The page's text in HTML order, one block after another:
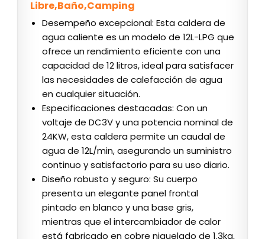
Libre,Baño,Camping
Desempeño excepcional: Esta caldera de
agua caliente es un modelo de 12L-LPG que
ofrece un rendimiento eficiente con una
capacidad de 12 litros, ideal para satisfacer
las necesidades de calefacción de agua
en cualquier situación.
Especificaciones destacadas: Con un
voltaje de DC3V y una potencia nominal de
24KW, esta caldera permite un caudal de
agua de 12L/min, asegurando un suministro
continuo y satisfactorio para su uso diario.
Diseño robusto y seguro: Su cuerpo
presenta un elegante panel frontal
pintado en blanco y una base gris,
mientras que el intercambiador de calor
está fabricado en cobre niquelado de 1.3kg,